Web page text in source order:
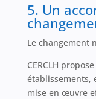
5. Un
Le changement
CERCLH
établissements,
mise en œuvre